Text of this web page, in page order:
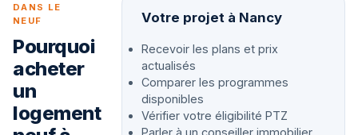
DANS LE
NEUF
Pourquoi
acheter
un
logement
Votre projet à Nancy
Recevoir les plans et prix
actualisés
Comparer les programmes
disponibles
Vérifier votre éligibilité PTZ
Parler à un conseiller immobilier